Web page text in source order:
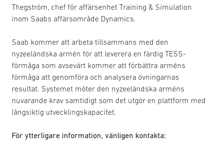
Thegström, chef för affärsenhet Training & Simulation
inom Saabs affärsområde Dynamics.
Saab kommer att arbeta tillsammans med den
nyzeeländska armén för att leverera en färdig TESS-
förmåga som avsevärt kommer att förbättra arméns
förmåga att genomföra och analysera övningarnas
resultat. Systemet möter den nyzeeländska arméns
nuvarande krav samtidigt som det utgör en plattform med
långsiktig utvecklingskapacitet.
För ytterligare information, vänligen kontakta: